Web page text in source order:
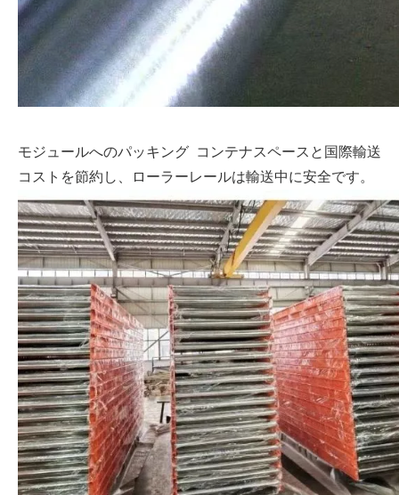
モジュールへのパッキング コンテナスペースと国際輸送
コストを節約し、ローラーレールは輸送中に安全です。